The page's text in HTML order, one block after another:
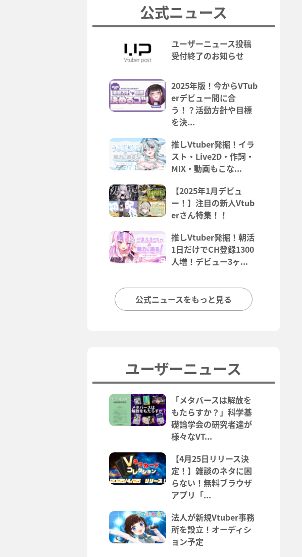
公式ニュース
ユーザーニュース投稿
受付終了のお知らせ
2025年版！今からVTub
erデビュー間に合
う！？活動方針や目標
を決...
推しVtuber発掘！イラ
スト・Live2D・作詞・
MIX・動画もこな...
【2025年1月デビュ
ー！】注目の新人Vtub
erさん特集！！
推しVtuber発掘！朝活
1日だけでCH登録1300
人増！デビュー3ヶ...
公式ニュースをもっと見る
ユーザーニュース
「メタバースは解放を
もたらすか？」科学基
礎論学会の研究者達が
様々なVT...
【4月25日リリース決
定！】雑談のネタに困
らない！無料ブラウザ
アプリ「...
法人が新規Vtuber事務
所を設立！オーディシ
ョン予定